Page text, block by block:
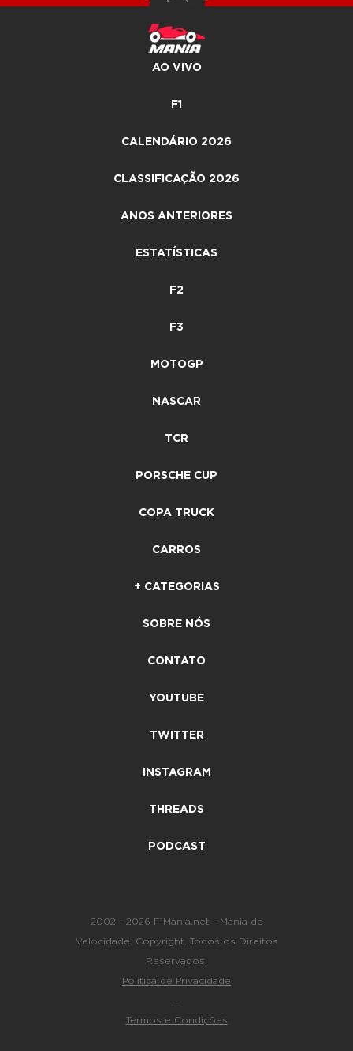
AO VIVO
F1
CALENDÁRIO 2026
CLASSIFICAÇÃO 2026
ANOS ANTERIORES
ESTATÍSTICAS
F2
F3
MOTOGP
NASCAR
TCR
PORSCHE CUP
COPA TRUCK
CARROS
+ CATEGORIAS
SOBRE NÓS
CONTATO
YOUTUBE
TWITTER
INSTAGRAM
THREADS
PODCAST
2002 - 2026 F1Mania.net - Mania de
Velocidade. Copyright. Todos os Direitos
Reservados.
Política de Privacidade
-
Termos e Condições